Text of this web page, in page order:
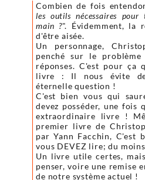
Combien de fois
les outils nécessaires
main ?". Évidemment, la
d'être aisée.
Un personnage,
penché sur le
réponses. C'est pour ça
livre : Il nous évite
éternelle question !
C'est bien vous qui
devez posséder, une fois
extraordinaire livre !
premier livre de
par Yann Facchin, C'est
vous DEVEZ lire; du
Un livre utile certes,
penser, voire une remise
de notre système actuel !